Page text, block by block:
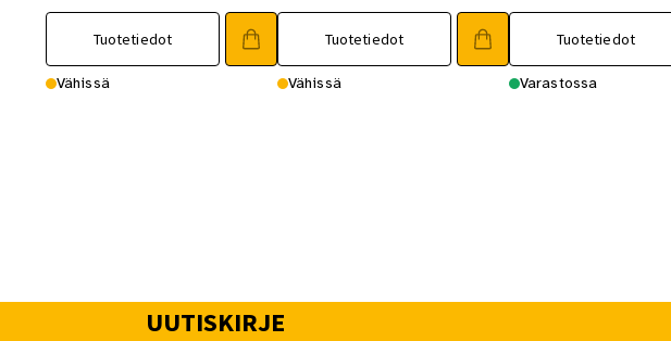
Tuotetiedot
Vähissä
Tuotetiedot
Vähissä
Tuotetiedot
Varastossa
UUTISKIRJE